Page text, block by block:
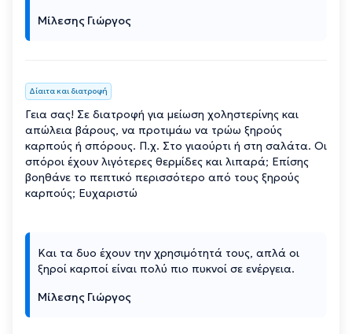
Μίλεσης Γιώργος
Δίαιτα και διατροφή
Γεια σας! Σε διατροφή για μείωση χοληστερίνης και
απώλεια βάρους, να προτιμάω να τρώω ξηρούς
καρπούς ή σπόρους. Π.χ. Στο γιαούρτι ή στη σαλάτα. Οι
σπόροι έχουν λιγότερες θερμίδες και λιπαρά; Επίσης
βοηθάνε το πεπτικό περισσότερο από τους ξηρούς
καρπούς; Ευχαριστώ
Και τα δυο έχουν την χρησιμότητά τους, απλά οι
ξηροί καρποί είναι πολύ πιο πυκνοί σε ενέργεια.
Μίλεσης Γιώργος